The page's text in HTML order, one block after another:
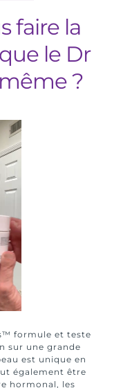
faire la
le Dr
?
formule et teste
sur une grande
est unique en
également être
hormonal, les